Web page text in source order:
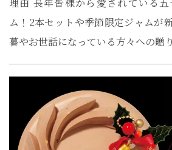
ム！2本セットや季節限定ジャムが
暮やお世話になっている方々への贈